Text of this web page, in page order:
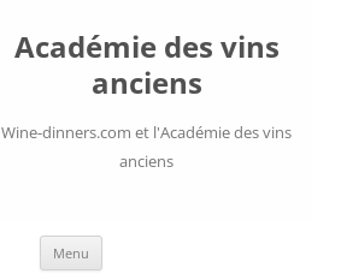
Académie des vins
anciens
Wine-dinners.com et l'Académie des vins
anciens
Menu